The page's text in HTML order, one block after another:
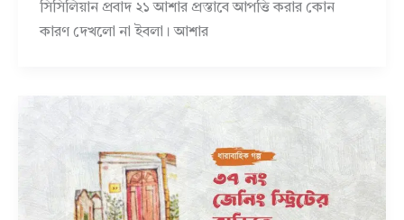
সিসিলিয়ান প্রবাদ ২১ আশার প্রস্তাবে আপত্তি করার কোন
কারণ দেখলো না ইবলা। আশার